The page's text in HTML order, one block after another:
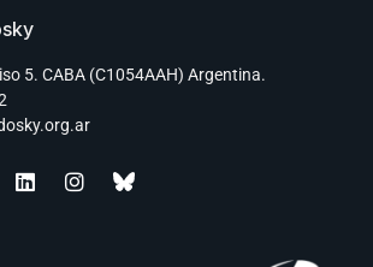
5. CABA (C1054AAH) Argentina.